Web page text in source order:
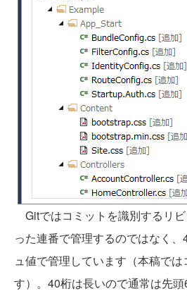
Gitではコミットを識別するリ
った連番で管理するのではなく
ュ値で管理しています（本稿では
す）。40桁は長いので通常は先